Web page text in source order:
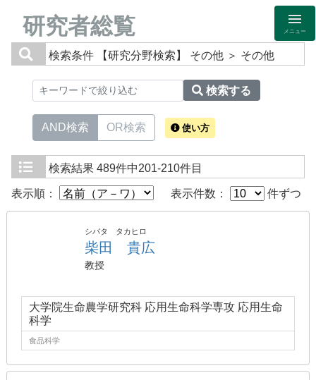
研究者総覧 メニュー
検索条件 【研究分野検索】 その他 ＞ その他
検索する
AND検索 OR検索 使い方
検索結果 489件中201-210件目
表示順： 表示件数： 件ずつ
シバタ タカヒロ
柴田 貴広
教授
大学院生命農学研究科 応用生命科学専攻 応用生命
科学
食品科学